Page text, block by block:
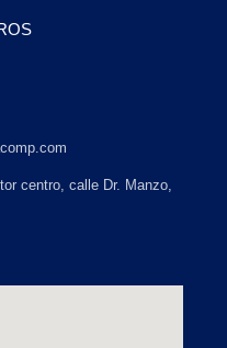
centro, calle Dr. Manzo,